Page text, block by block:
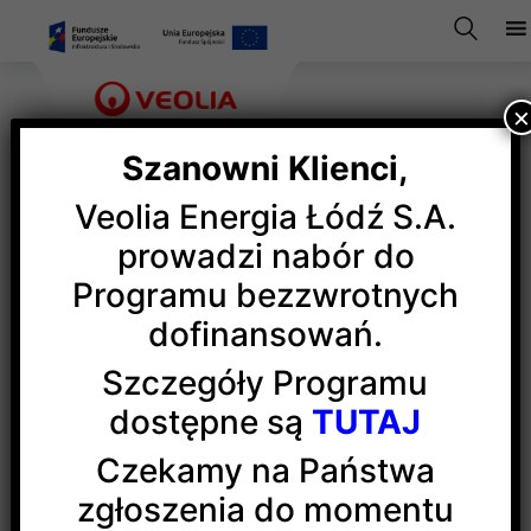
Przykładowa strona
To jest przykładowa strona. Strony są inne niż wpisy
na blogu, ponieważ nie tylko znajdują się zawsze
w jednym miejscu, ale także pojawiają się w menu
witryny (w większości motywów). Większość
użytkowników umieszcza na swoich witrynach
stronę z informacjami o sobie, dzięki
którym przedstawiają się odwiedzającym ich
Szanowni Klienci,
Veolia Energia Łódź S.A.
prowadzi nabór do
Programu bezzwrotnych
dofinansowań.
Szczegóły Programu
dostępne są TUTAJ
Czekamy na Państwa
zgłoszenia do momentu
×